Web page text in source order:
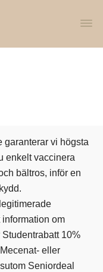
garanterar vi högsta
enkelt vaccinera
bältros, inför en
om
10%
eller
Seniordeal